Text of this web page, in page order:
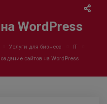
WordPress
Услуги для бизнеса
IT
сайтов на WordPress